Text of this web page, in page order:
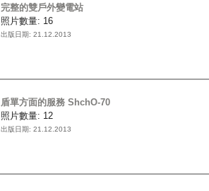
完整的雙戶外變電站
照片數量: 16
出版日期: 21.12.2013
盾單方面的服務 ShchO-70
照片數量: 12
出版日期: 21.12.2013